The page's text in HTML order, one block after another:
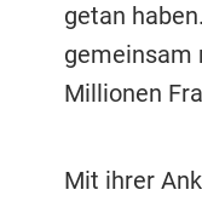
getan
gemeinsam
Millionen
Mit ihrer